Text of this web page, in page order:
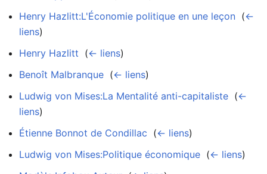
Henry Hazlitt:L'Économie politique en une leçon (←
liens)
Henry Hazlitt (← liens)
Benoît Malbranque (← liens)
Ludwig von Mises:La Mentalité anti-capitaliste (←
liens)
Étienne Bonnot de Condillac (← liens)
Ludwig von Mises:Politique économique (← liens)